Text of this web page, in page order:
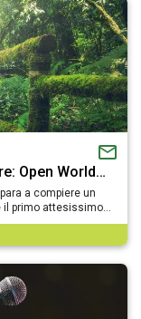
Open World…
a compiere un
primo attesissimo…